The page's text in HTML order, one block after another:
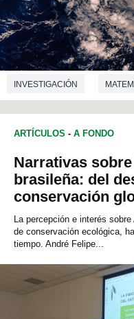
INVESTIGACIÓN
ARTÍCULOS - A FONDO
Narrativas
brasileña: del
conservación
La percepción e interés
de conservación ecológica,
tiempo. André Felipe...